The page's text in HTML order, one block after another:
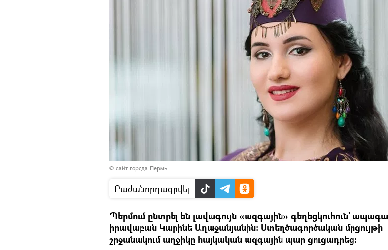
© сайт города Пермь
Բաժանորդագրվել
Պերմում ընտրել են լավագույն «ազգային» գեղեցկուհուն` ապագա
իրավաբան Կարինե Աղաջանյանին։ Ստեղծագործական մրցույթի
շրջանակում աղջիկը հայկական ազգային պար ցուցադրեց։